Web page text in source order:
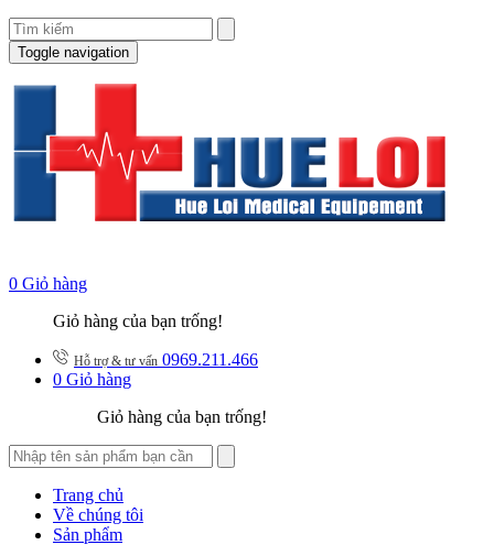
Toggle navigation
0 Giỏ hàng
Giỏ hàng của bạn trống!
Hỗ trợ & tư vấn 0969.211.466
0 Giỏ hàng
Giỏ hàng của bạn trống!
Trang chủ
Về chúng tôi
Sản phẩm